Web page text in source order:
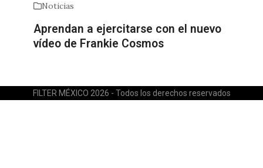
Noticias
Aprendan a ejercitarse con el nuevo
vídeo de Frankie Cosmos
FILTER MÉXICO 2026 - Todos los derechos reservados